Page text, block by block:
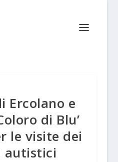
Ercolano e
di Blu’
le visite dei
autistici